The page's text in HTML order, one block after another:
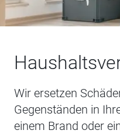
Wir ersetzen
Gegenständen in
einem Brand oder